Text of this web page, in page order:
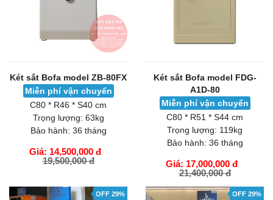
Két sắt Bofa model ZB-80FX
Miễn phí vận chuyển
C80 * R46 * S40 cm
Trọng lượng: 63kg
Bảo hành: 36 tháng
Giá: 14,500,000 đ
19,500,000 đ
Két sắt Bofa model FDG-
A1D-80
Miễn phí vận chuyển
C80 * R51 * S44 cm
Trọng lượng: 119kg
Bảo hành: 36 tháng
Giá: 17,000,000 đ
21,400,000 đ
GIỎ HÀNG
OFF 29% OFF 29%